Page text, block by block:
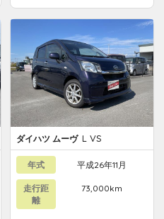
ダイハツ ムーヴ L VS
年式 平成26年11月
走行距
離
73,000km